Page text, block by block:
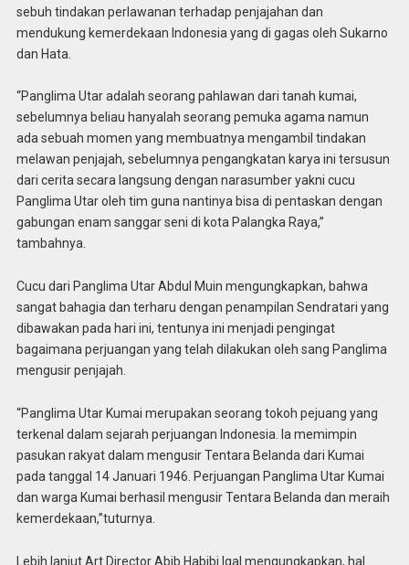
sebuh tindakan perlawanan terhadap penjajahan dan
mendukung kemerdekaan Indonesia yang di gagas oleh Sukarno
dan Hata.
“Panglima Utar adalah seorang pahlawan dari tanah kumai,
sebelumnya beliau hanyalah seorang pemuka agama namun
ada sebuah momen yang membuatnya mengambil tindakan
melawan penjajah, sebelumnya pengangkatan karya ini tersusun
dari cerita secara langsung dengan narasumber yakni cucu
Panglima Utar oleh tim guna nantinya bisa di pentaskan dengan
gabungan enam sanggar seni di kota Palangka Raya,”
tambahnya.
Cucu dari Panglima Utar Abdul Muin mengungkapkan, bahwa
sangat bahagia dan terharu dengan penampilan Sendratari yang
dibawakan pada hari ini, tentunya ini menjadi pengingat
bagaimana perjuangan yang telah dilakukan oleh sang Panglima
mengusir penjajah.
“Panglima Utar Kumai merupakan seorang tokoh pejuang yang
terkenal dalam sejarah perjuangan Indonesia. Ia memimpin
pasukan rakyat dalam mengusir Tentara Belanda dari Kumai
pada tanggal 14 Januari 1946. Perjuangan Panglima Utar Kumai
dan warga Kumai berhasil mengusir Tentara Belanda dan meraih
kemerdekaan,”tuturnya.
Lebih lanjut Art Director Abib Habibi Igal mengungkapkan, hal